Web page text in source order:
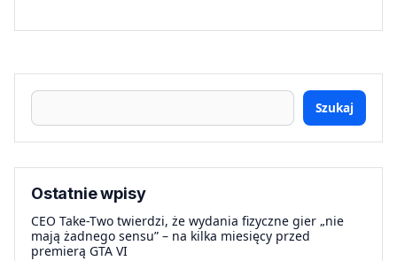
Szukaj
Ostatnie wpisy
CEO Take-Two twierdzi, że wydania fizyczne gier „nie
mają żadnego sensu” – na kilka miesięcy przed
premierą GTA VI